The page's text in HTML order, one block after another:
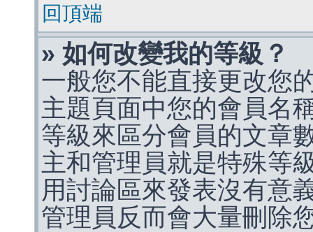
回頂端
» 如何改變我的等級？
一般您不能直接更改您
主題頁面中您的會員名
等級來區分會員的文章
主和管理員就是特殊等
用討論區來發表沒有意
管理員反而會大量刪除